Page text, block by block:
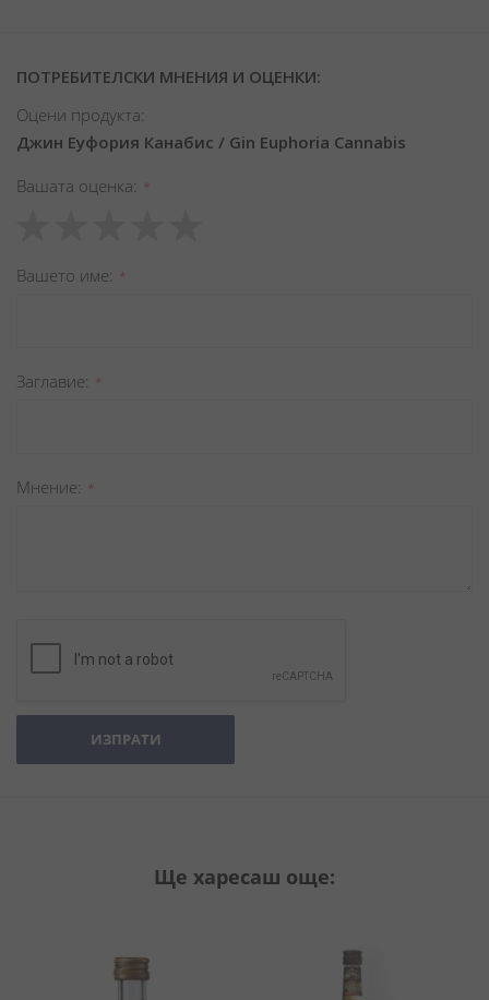
ПОТРЕБИТЕЛСКИ МНЕНИЯ И ОЦЕНКИ:
Оцени продукта:
Джин Еуфория Канабис / Gin Euphoria Cannabis
Вашата оценка
star
stars
stars
stars
stars
Вашето име
Заглавиe
Мнение
ИЗПРАТИ
Ще харесаш още: